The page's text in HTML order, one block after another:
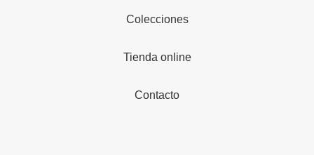
Colecciones
Tienda online
Contacto